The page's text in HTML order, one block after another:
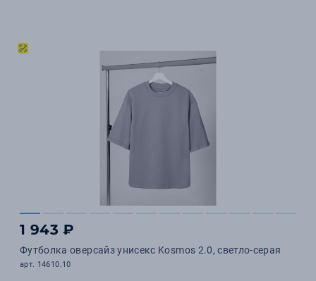
1 943 ₽
Футболка оверсайз унисекс Kosmos 2.0, светло-серая
арт. 14610.10